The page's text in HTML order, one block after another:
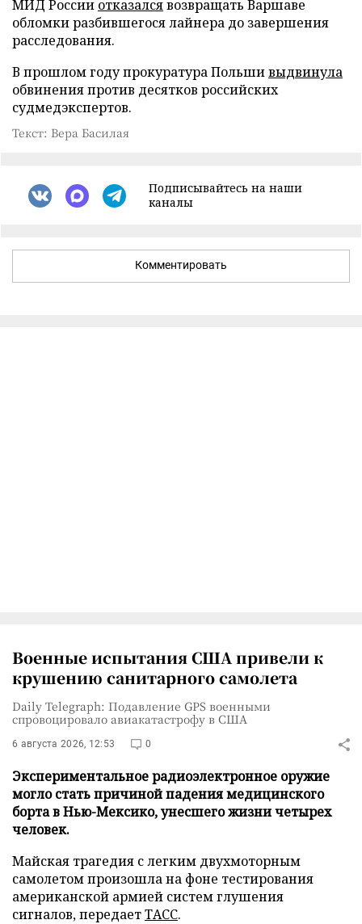
МИД России отказалсявозвращать Варшаве
обломки разбившегося лайнера до завершения
расследования.
В прошлом году прокуратура Польшивыдвинула
обвинения против десятков российских
судмедэкспертов.
Текст: Вера Басилая
Подписывайтесь на наши
каналы
Комментировать
Военные испытания США привели к
крушению санитарного самолета
Daily Telegraph: Подавление GPS военными
спровоцировало авиакатастрофу в США
6 августа 2026, 12:53 0
Экспериментальное радиоэлектронное оружие
могло стать причиной падения медицинского
борта в Нью-Мексико, унесшего жизни четырех
человек.
Майская трагедия с легким двухмоторным
самолетом произошла на фоне тестирования
американской армией систем глушения
сигналов, передаетТАСС.